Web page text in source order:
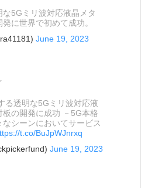
5Gミリ波対応液晶メタ
に世界で初めて成功。
June 19, 2023
る透明な5Gミリ波対応液
の開発に成功 －5G本格
シーンにおいてサービス
t.co/BuJpWJnrxq
June 19, 2023